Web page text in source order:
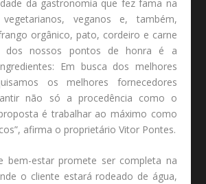
da gastronomia que fez fama na
veganos e, também,
orgânico, pato, cordeiro e carne
dos nossos pontos de honra é a
Em busca dos melhores
os melhores fornecedores
não só a procedência como o
é trabalhar ao máximo como
afirma o proprietário Vitor Pontes.
bem-estar promete ser completa na
o cliente estará rodeado de água,